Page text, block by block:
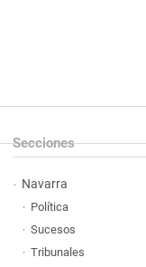
Secciones
Navarra
Política
Sucesos
Tribunales